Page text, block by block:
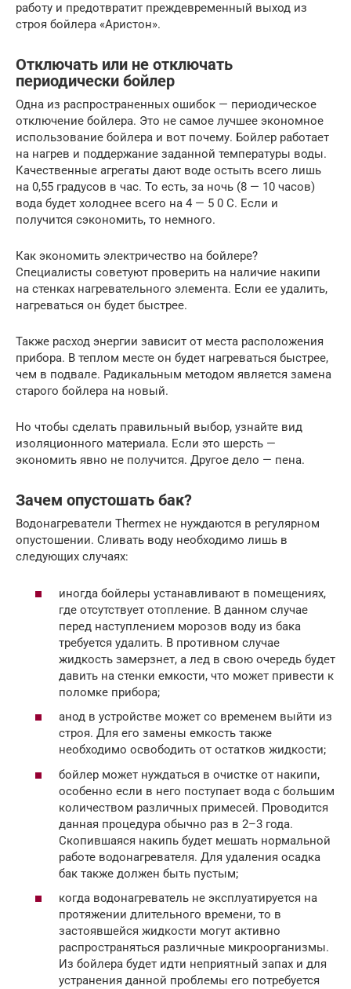
работу и предотвратит преждевременный выход из
строя бойлера «Аристон».
Отключать или не отключать
периодически бойлер
Одна из распространенных ошибок — периодическое
отключение бойлера. Это не самое лучшее экономное
использование бойлера и вот почему. Бойлер работает
на нагрев и поддержание заданной температуры воды.
Качественные агрегаты дают воде остыть всего лишь
на 0,55 градусов в час. То есть, за ночь (8 — 10 часов)
вода будет холоднее всего на 4 — 5 0 С. Если и
получится сэкономить, то немного.
Как экономить электричество на бойлере?
Специалисты советуют проверить на наличие накипи
на стенках нагревательного элемента. Если ее удалить,
нагреваться он будет быстрее.
Также расход энергии зависит от места расположения
прибора. В теплом месте он будет нагреваться быстрее,
чем в подвале. Радикальным методом является замена
старого бойлера на новый.
Но чтобы сделать правильный выбор, узнайте вид
изоляционного материала. Если это шерсть —
экономить явно не получится. Другое дело — пена.
Зачем опустошать бак?
Водонагреватели Thermex не нуждаются в регулярном
опустошении. Сливать воду необходимо лишь в
следующих случаях:
иногда бойлеры устанавливают в помещениях,
где отсутствует отопление. В данном случае
перед наступлением морозов воду из бака
требуется удалить. В противном случае
жидкость замерзнет, а лед в свою очередь будет
давить на стенки емкости, что может привести к
поломке прибора;
анод в устройстве может со временем выйти из
строя. Для его замены емкость также
необходимо освободить от остатков жидкости;
бойлер может нуждаться в очистке от накипи,
особенно если в него поступает вода с большим
количеством различных примесей. Проводится
данная процедура обычно раз в 2–3 года.
Скопившаяся накипь будет мешать нормальной
работе водонагревателя. Для удаления осадка
бак также должен быть пустым;
когда водонагреватель не эксплуатируется на
протяжении длительного времени, то в
застоявшейся жидкости могут активно
распространяться различные микроорганизмы.
Из бойлера будет идти неприятный запах и для
устранения данной проблемы его потребуется